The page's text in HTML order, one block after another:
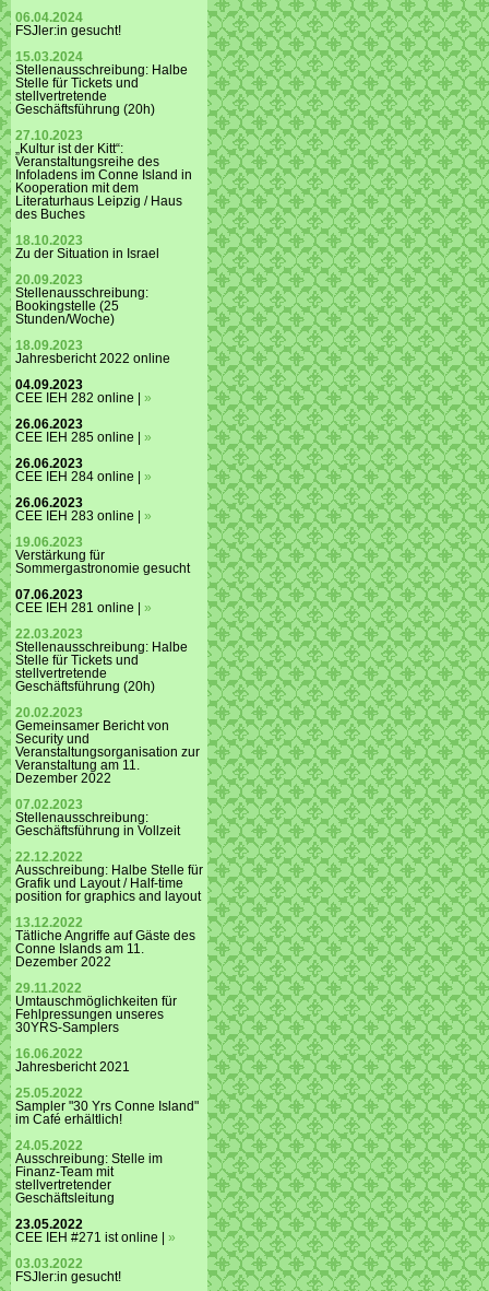
06.04.2024
FSJler:in gesucht!
15.03.2024
Stellenausschreibung: Halbe
Stelle für Tickets und
stellvertretende
Geschäftsführung (20h)
27.10.2023
„Kultur ist der Kitt“:
Veranstaltungsreihe des
Infoladens im Conne Island in
Kooperation mit dem
Literaturhaus Leipzig / Haus
des Buches
18.10.2023
Zu der Situation in Israel
20.09.2023
Stellenausschreibung:
Bookingstelle (25
Stunden/Woche)
18.09.2023
Jahresbericht 2022 online
04.09.2023
CEE IEH 282 online | »
26.06.2023
CEE IEH 285 online | »
26.06.2023
CEE IEH 284 online | »
26.06.2023
CEE IEH 283 online | »
19.06.2023
Verstärkung für
Sommergastronomie gesucht
07.06.2023
CEE IEH 281 online | »
22.03.2023
Stellenausschreibung: Halbe
Stelle für Tickets und
stellvertretende
Geschäftsführung (20h)
20.02.2023
Gemeinsamer Bericht von
Security und
Veranstaltungsorganisation zur
Veranstaltung am 11.
Dezember 2022
07.02.2023
Stellenausschreibung:
Geschäftsführung in Vollzeit
22.12.2022
Ausschreibung: Halbe Stelle für
Grafik und Layout / Half-time
position for graphics and layout
13.12.2022
Tätliche Angriffe auf Gäste des
Conne Islands am 11.
Dezember 2022
29.11.2022
Umtauschmöglichkeiten für
Fehlpressungen unseres
30YRS-Samplers
16.06.2022
Jahresbericht 2021
25.05.2022
Sampler "30 Yrs Conne Island"
im Café erhältlich!
24.05.2022
Ausschreibung: Stelle im
Finanz-Team mit
stellvertretender
Geschäftsleitung
23.05.2022
CEE IEH #271 ist online | »
03.03.2022
FSJler:in gesucht!